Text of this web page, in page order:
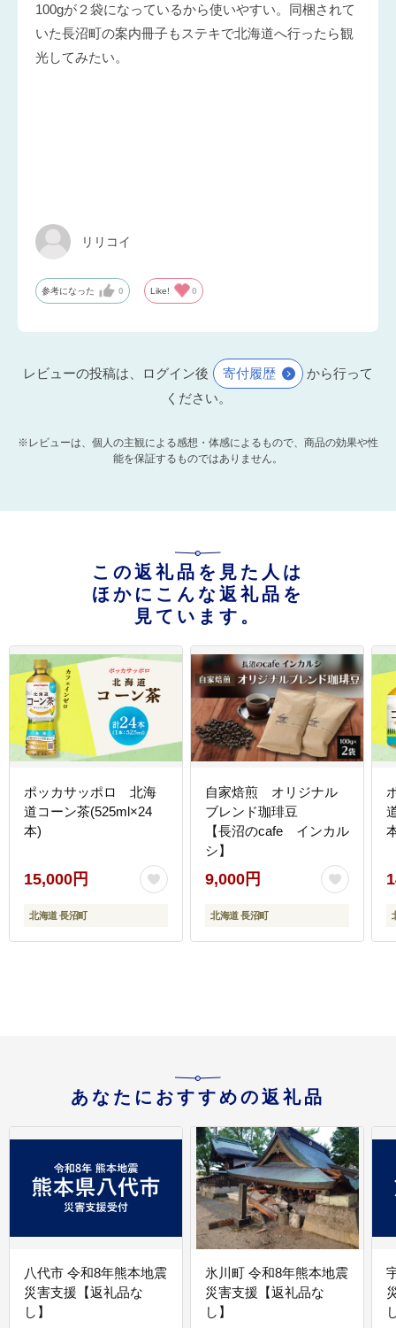
100gが２袋になっているから使いやすい。同梱されて
いた長沼町の案内冊子もステキで北海道へ行ったら観
光してみたい。
リリコイ
参考になった 0 Like! 0
レビューの投稿は、ログイン後 寄付履歴
から行って
ください。
※レビューは、個人の主観による感想・体感によるもので、商品の効果や性
能を保証するものではありません。
この返礼品を見た人は
ほかにこんな返礼品を
見ています。
ポッカサッポロ 北海
道コーン茶(525ml×24
本)
15,000円
北海道 長沼町
自家焙煎 オリジナル
ブレンド珈琲豆
【長沼のcafe インカル
シ】
9,000円
北海道 長沼町
あなたにおすすめの返礼品
八代市 令和8年熊本地震
災害支援【返礼品な
し】
氷川町 令和8年熊本地震
災害支援【返礼品な
し】